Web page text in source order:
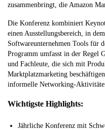
zusammenbringt, die Amazon
Die Konferenz kombiniert
einen Ausstellungsbereich, in
Softwareunternehmen Tools für
Programm umfasst in der Regel
und Fachleute, die sich mit
Marktplatzmarketing
informelle Networking-
Wichtigste Highlights:
Jährliche Konferenz mit